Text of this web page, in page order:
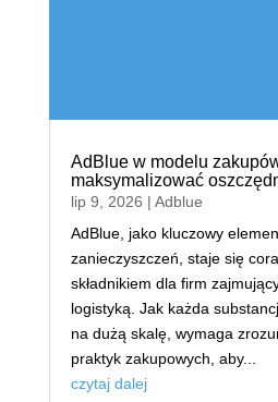
AdBlue w modelu
maksymalizować
lip 9, 2026 | Adblue
AdBlue, jako kluczowy
zanieczyszczeń, staje się
składnikiem dla firm
logistyką. Jak każda
na dużą skalę, wymaga
praktyk zakupowych, aby...
czytaj dalej